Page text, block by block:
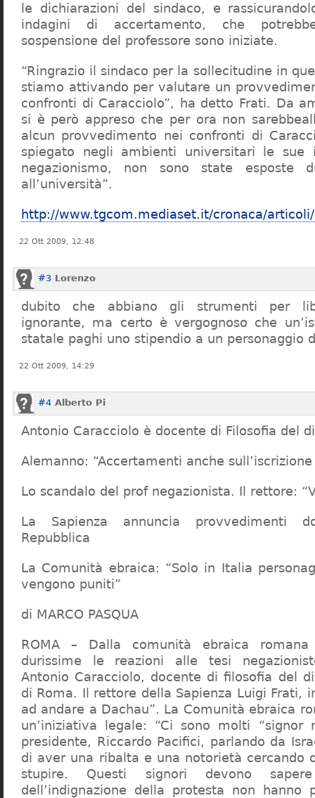
le dichiarazioni del sindaco, e
indagini di accertamento, che
sospensione del professore sono iniziate.
“Ringrazio il sindaco per la sollecitudine in
stiamo attivando per valutare un
confronti di Caracciolo”, ha detto Frati. Da
si è però appreso che per ora non
alcun provvedimento nei confronti di
spiegato negli ambienti universitari le sue
negazionismo, non sono state esposte
all’università”.
http://www.tgcom.mediaset.it/cronaca/
22 Ott 2009, 12:48
#3 Lorenzo
dubito che abbiano gli strumenti per
ignorante, ma certo è vergognoso che
statale paghi uno stipendio a un personaggio
22 Ott 2009, 14:29
#4 Alberto Pi
Antonio Caracciolo è docente di Filosofia del
Alemanno: “Accertamenti anche
Lo scandalo del prof negazionista. Il rettore:
La Sapienza annuncia provvedimenti
Repubblica
La Comunità ebraica: “Solo in Italia
vengono puniti”
di MARCO PASQUA
ROMA – Dalla comunità ebraica
durissime le reazioni alle tesi
Antonio Caracciolo, docente di filosofia del
di Roma. Il rettore della Sapienza Luigi Frati,
ad andare a Dachau”. La Comunità ebraica
un’iniziativa legale: “Ci sono molti “signor
presidente, Riccardo Pacifici, parlando da
di aver una ribalta e una notorietà cercando
stupire. Questi signori devono
dell’indignazione della protesta non hanno